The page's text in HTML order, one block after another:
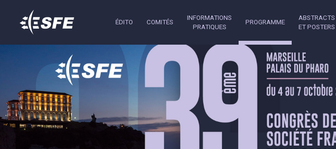
ÉDITO COMITÉS
INFORMATIONS
PRATIQUES
PROGRAMME
ABSTRACTS
ET POSTERS